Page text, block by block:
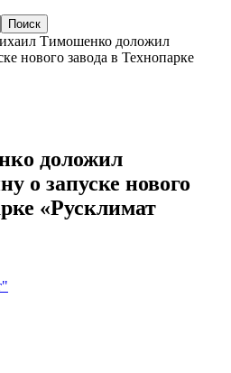
Тимошенко доложил
нового завода в Технопарке
доложил
о запуске нового
«Русклимат